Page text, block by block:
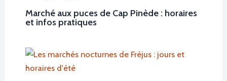
Marché aux puces de Cap Pinède : horaires
et infos pratiques